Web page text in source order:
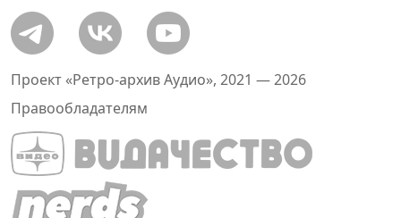
Проект «Ретро-архив Аудио», 2021 — 2026
Правообладателям